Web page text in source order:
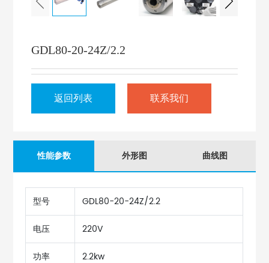
GDL80-20-24Z/2.2
返回列表 联系我们
性能参数 外形图 曲线图
型号
GDL80-20-24Z/2.2
电压
220V
功率
2.2kw